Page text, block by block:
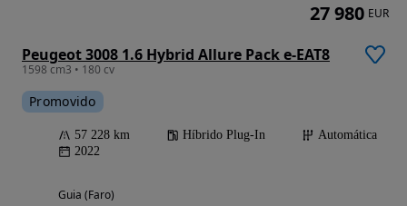
Peugeot 3008 1.6 Hybrid Allure Pack e-EAT8
1598 cm3 • 180 cv
Promovido
57 228 km Híbrido Plug-In
Automática
2022
Guia (Faro)
27 980 EUR